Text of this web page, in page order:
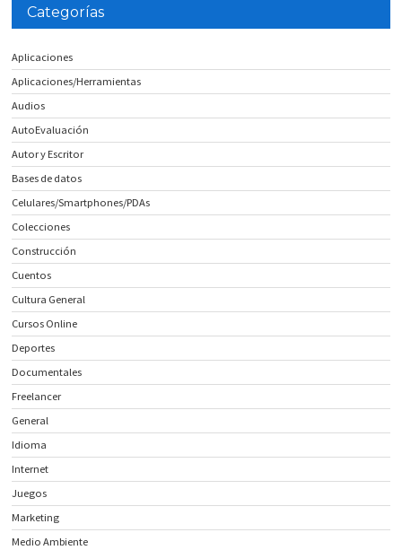
Categorías
Aplicaciones
Aplicaciones/Herramientas
Audios
AutoEvaluación
Autor y Escritor
Bases de datos
Celulares/Smartphones/PDAs
Colecciones
Construcción
Cuentos
Cultura General
Cursos Online
Deportes
Documentales
Freelancer
General
Idioma
Internet
Juegos
Marketing
Medio Ambiente